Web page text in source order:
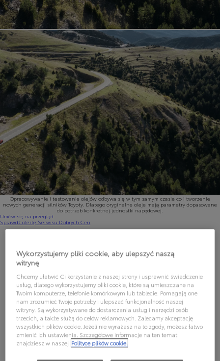
Opracowywanie i testowanie olejów odbywa się w tym samym czasie co i tworzenie
nowych generacji silników Toyoty. Dlatego oryginalne oleje mają parametry dopasowane
do potrzeb konkretnej jednostki napędowej.
Umów się na przegląd
Sprawdź ofertę Serwisu Dobrych Cen
WYBIERZ MODEL, ABY
SPRAWDZIĆ, JAKI OLEJ
REKOMENDUJEMY:
Wybierz model
Wybierz wersję
Wykorzystujemy pliki cookie, aby ulepszyć naszą
witrynę
Chcemy ułatwić Ci korzystanie z naszej strony i usprawnić świadczenie
usług, dlatego wykorzystujemy pliki cookie, które są umieszczane na
Twoim komputerze, telefonie komórkowym lub tablecie. Pomagają one
nam zrozumieć Twoje potrzeby i ulepszać funkcjonalność naszej
witryny. Są wykorzystywane do dostarczania usług i narzędzi osób
trzecich, a także służą do celów reklamowych. Zalecamy akceptację
wszystkich plików cookie. Jeżeli nie wyrażasz na to zgody, możesz łatwo
zmienić ich ustawienia. Szczegółowe informacje na ten temat
znajdziesz w naszej Polityce plików cookie.